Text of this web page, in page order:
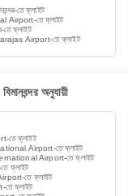
তে ফ্লাইট
Airport-তে ফ্লাইট
তে ফ্লাইট
Airport-তে ফ্লাইট
অনুযায়ী
তে ফ্লাইট
Airport-তে ফ্লাইট
Airport-তে ফ্লাইট
ফ্লাইট
তে ফ্লাইট
তে ফ্লাইট